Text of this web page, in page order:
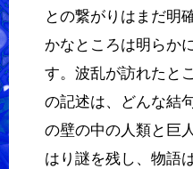
との繋がりはまだ明
かなところは明らか
す。波乱が訪れたと
の記述は、どんな結
の壁の中の人類と巨
はり謎を残し、物語